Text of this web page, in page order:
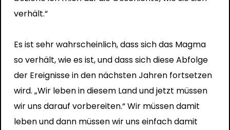
verhält.“
Es ist sehr wahrscheinlich, dass sich das Magma
so verhält, wie es ist, und dass sich diese Abfolge
der Ereignisse in den nächsten Jahren fortsetzen
wird. „Wir leben in diesem Land und jetzt müssen
wir uns darauf vorbereiten.“ Wir müssen damit
leben und dann müssen wir uns einfach damit